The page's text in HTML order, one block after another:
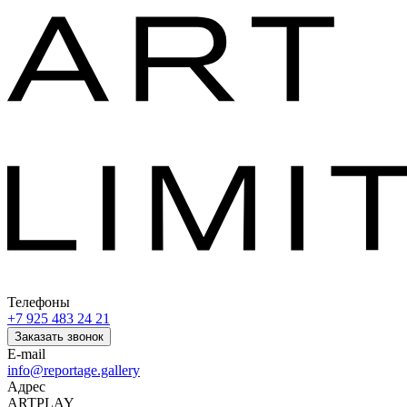
Телефоны
+7 925 483 24 21
Заказать звонок
E-mail
info@reportage.gallery
Адрес
ARTPLAY